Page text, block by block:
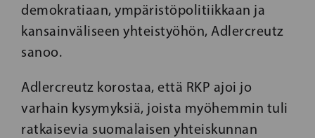
demokratiaan, ympäristöpolitiikkaan ja
kansainväliseen yhteistyöhön, Adlercreutz
sanoo.
Adlercreutz korostaa, että RKP ajoi jo
varhain kysymyksiä, joista myöhemmin tuli
ratkaisevia suomalaisen yhteiskunnan